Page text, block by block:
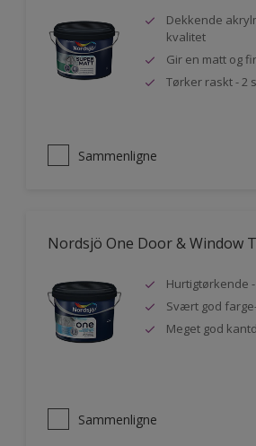
Dekkende
kvalitet
Gir en matt og
Tørker raskt - 2
Sammenligne
Nordsjö One Door & Window
Hurtigtørkende
Svært god
Meget god
Sammenligne